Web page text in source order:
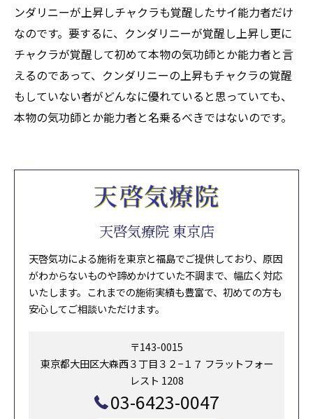
ンダリニーが上昇しチャクラも覚醒したサイ能力者だけ
なのです。要するに、クンダリニーが覚醒し上昇し更に
チャクラが覚醒して初めて本物の気功師とか能力者と言
えるのであって、クンダリニーの上昇もチャクラの覚醒
もしていない者がどんなに優れていると思っていても、
本物の気功師とか能力者と名乗るべきではないのです。
天啓気療院 東京店
天啓気功による施術を東京と福島でご提供しており、原因
がわからないものや諦めかけていた不調まで、幅広く対応
いたします。これまでの施術実績も豊富で、初めての方も
安心してご相談いただけます。
〒143-0015
東京都大田区大森西３丁目３２−１７ フラットフォー
レスト 1208
03-6423-0047